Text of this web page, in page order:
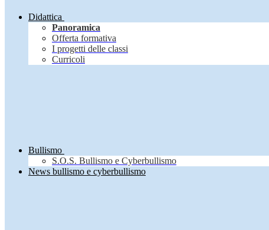
Didattica
Panoramica
Offerta formativa
I progetti delle classi
Curricoli
Bullismo
S.O.S. Bullismo e Cyberbullismo
News bullismo e cyberbullismo